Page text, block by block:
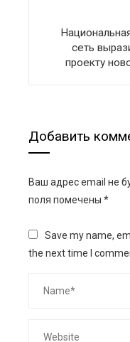
сеть
проекту
Добавить
Ваш адрес email не
поля помечены *
Save my name,
the next time I